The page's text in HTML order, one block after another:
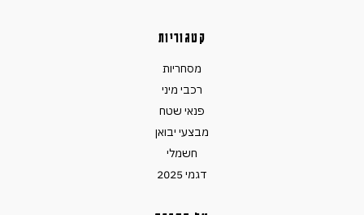
קטגוריות
מסחריות
רכבי מיני
פנאי שטח
מבצעי יבואן
חשמלי
דגמי 2025